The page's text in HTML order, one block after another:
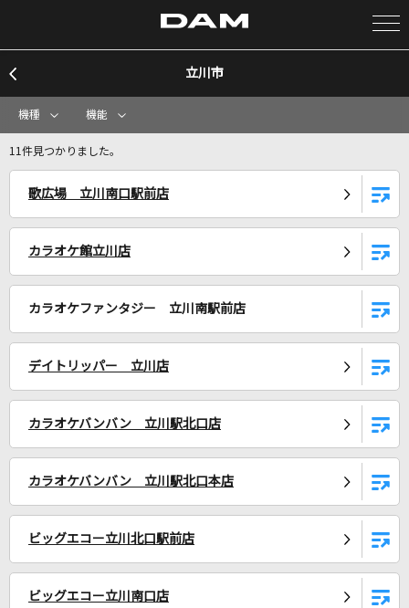
カラオケ検索
リアルタイムで歌われている曲の一覧
[生音]冬と春
[生音]月並みに輝け
結束バンド
パーティーを止めないで
ヒプノシスマイク[伊弉冉一二三(CV.木島隆一)]
立川市
機種 機能
11件見つかりました。
歌広場 立川南口駅前店
カラオケ館立川店
カラオケファンタジー 立川南駅前店
デイトリッパー 立川店
カラオケバンバン 立川駅北口店
カラオケバンバン 立川駅北口本店
ビッグエコー立川北口駅前店
ビッグエコー立川南口店